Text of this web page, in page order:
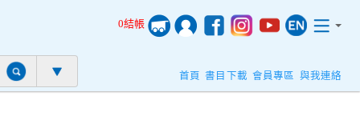
0結帳
首頁 書目下載 會員專區 與我連絡